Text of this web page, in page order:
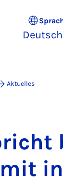
Deutsch
Aktuelles